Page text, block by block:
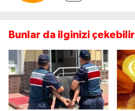
Bunlar da ilginizi çekebilir